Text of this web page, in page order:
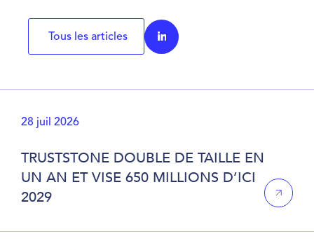
Tous les articles
28 juil 2026
TRUSTSTONE DOUBLE DE TAILLE EN
UN AN ET VISE 650 MILLIONS D’ICI
2029